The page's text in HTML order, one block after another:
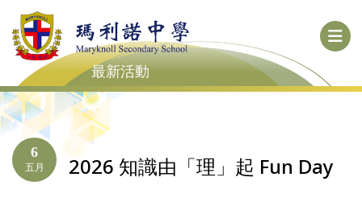
最新活動
6
五月 2026 知識由「理」起 Fun Day